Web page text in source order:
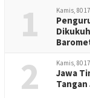
1 Kamis, 80
2 Kamis, 80
Jawa